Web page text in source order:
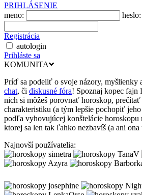
PRIHLÁSENIE
meno:
heslo:
Registrácia
autologin
Prihláste sa
KOMUNITA
Príď sa podeliť o svoje názory, myšlienky
chat, či diskusné fóra! Spoznaj kopec
nich si môžeš porovnať horoskop, prečítať
charakteristiku (a tým lepšie pochopiť
podľa vyhovujúcej konštelácie horoskopu
ktorej sa len tak ľahko nezbavíš (a ani ona
Najnovší používatelia: